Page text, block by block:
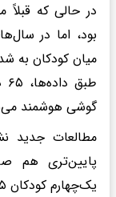
در حالی که
بود، اما در
میان کودکان به
گوشی هوشمند
مطالعات جدید
پایین‌تری هم
یک‌چهارم کودکان ۵ تا ۷ ساله یک گوشی هوشمند دارند.